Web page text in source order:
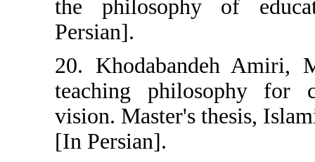
the
20.
teaching
vision. Master's
[In Persian].